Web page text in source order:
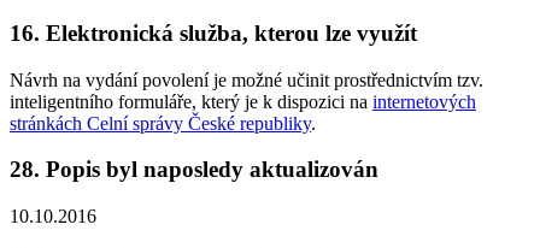
16. Elektronická služba, kterou lze využít
Návrh na vydání povolení je možné učinit prostřednictvím tzv.
inteligentního formuláře, který je k dispozici na internetových
stránkách Celní správy České republiky.
28. Popis byl naposledy aktualizován
10.10.2016